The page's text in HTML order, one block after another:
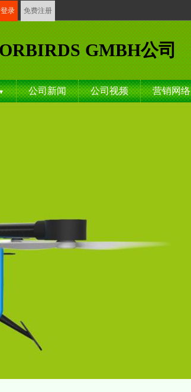
录 免费注册
GMBH公司
公司新闻 公司视频 营销网络